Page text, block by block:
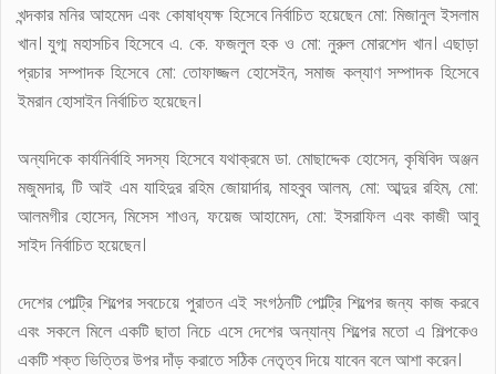
খন্দকার মনির আহমেদ এবং কোষাধ্যক্ষ হিসেবে নির্বাচিত হয়েছেন মো: মিজানুল ইসলাম
খান। যুগ্ম মহাসচিব হিসেবে এ. কে. ফজলুল হক ও মো: নুরুল মোরশেদ খান। এছাড়া
প্রচার সম্পাদক হিসেবে মো: তোফাজ্জল হোসেইন, সমাজ কল্যাণ সম্পাদক হিসেবে
ইমরান হোসাইন নির্বাচিত হয়েছেন।
অন্যদিকে কার্যনির্বাহি সদস্য হিসেবে যথাক্রমে ডা. মোছাদ্দেক হোসেন, কৃষিবিদ অঞ্জন
মজুমদার, টি আই এম যাহিদুর রহিম জোয়ার্দার, মাহবুব আলম, মো: আব্দুর রহিম, মো:
আলমগীর হোসেন, মিসেস শাওন, ফয়েজ আহামেদ, মো: ইসরাফিল এবং কাজী আবু
সাইদ নির্বাচিত হয়েছেন।
দেশের পোল্ট্রি শিল্পের সবচেয়ে পুরাতন এই সংগঠনটি পোল্ট্রি শিল্পের জন্য কাজ করবে
এবং সকলে মিলে একটি ছাতা নিচে এসে দেশের অন্যান্য শিল্পের মতো এ শিল্পকেও
একটি শক্ত ভিত্তির উপর দাঁড় করাতে সঠিক নেতৃত্ব দিয়ে যাবেন বলে আশা করেন।